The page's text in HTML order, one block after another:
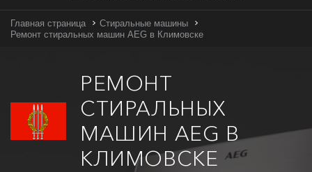
Главная страница
Стиральные машины
Ремонт стиральных машин AEG в Климовске
РЕМОНТ
СТИРАЛЬНЫХ
МАШИН AEG В
КЛИМОВСКЕ